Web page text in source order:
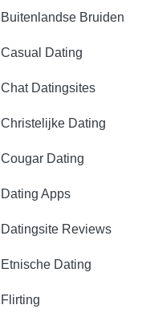
Buitenlandse Bruiden
Casual Dating
Chat Datingsites
Christelijke Dating
Cougar Dating
Dating Apps
Datingsite Reviews
Etnische Dating
Flirting